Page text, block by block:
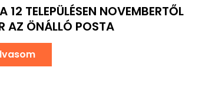
12 TELEPÜLÉSEN NOVEMBERTŐL
AZ ÖNÁLLÓ POSTA